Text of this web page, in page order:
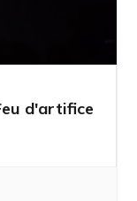
d'artifice